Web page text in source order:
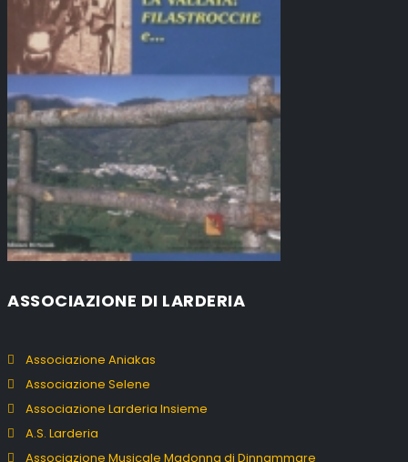
ASSOCIAZIONE DI LARDERIA
Associazione Aniakas
Associazione Selene
Associazione Larderia Insieme
A.S. Larderia
Associazione Musicale Madonna di Dinnammare